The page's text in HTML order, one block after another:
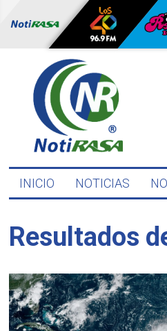
INICIO NOTICIAS
Resultados